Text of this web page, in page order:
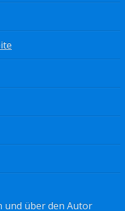
und über den Autor